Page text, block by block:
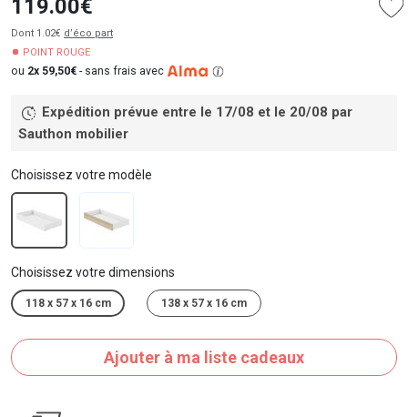
119.00€
Dont 1.02€ d’éco part
POINT ROUGE
ou 2x 59,50€ - sans frais avec
Expédition prévue entre le 17/08 et le 20/08 par
Sauthon mobilier
Choisissez votre modèle
Choisissez votre dimensions
118 x 57 x 16 cm 138 x 57 x 16 cm
Ajouter à ma liste cadeaux